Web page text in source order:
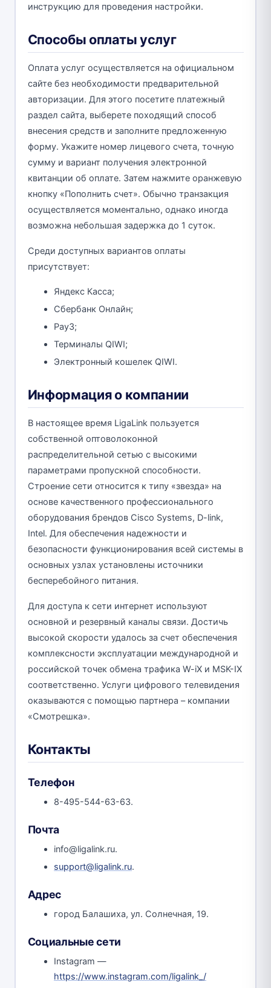
инструкцию для проведения настройки.
Способы оплаты услуг
Оплата услуг осуществляется на официальном
сайте без необходимости предварительной
авторизации. Для этого посетите платежный
раздел сайта, выберете походящий способ
внесения средств и заполните предложенную
форму. Укажите номер лицевого счета, точную
сумму и вариант получения электронной
квитанции об оплате. Затем нажмите оранжевую
кнопку «Пополнить счет». Обычно транзакция
осуществляется моментально, однако иногда
возможна небольшая задержка до 1 суток.
Среди доступных вариантов оплаты
присутствует:
Яндекс Касса;
Сбербанк Онлайн;
Pay3;
Терминалы QIWI;
Электронный кошелек QIWI.
Информация о компании
В настоящее время LigaLink пользуется
собственной оптоволоконной
распределительной сетью с высокими
параметрами пропускной способности.
Строение сети относится к типу «звезда» на
основе качественного профессионального
оборудования брендов Cisco Systems, D-link,
Intel. Для обеспечения надежности и
безопасности функционирования всей системы в
основных узлах установлены источники
бесперебойного питания.
Для доступа к сети интернет используют
основной и резервный каналы связи. Достичь
высокой скорости удалось за счет обеспечения
комплексности эксплуатации международной и
российской точек обмена трафика W-iX и MSK-IX
соответственно. Услуги цифрового телевидения
оказываются с помощью партнера – компании
«Смотрешка».
Контакты
Телефон
8-495-544-63-63.
Почта
info@ligalink.ru.
support@ligalink.ru.
Адрес
город Балашиха, ул. Солнечная, 19.
Социальные сети
Instagram —
https://www.instagram.com/ligalink_/